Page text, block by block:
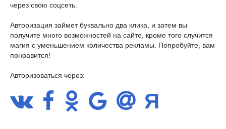
через свою соцсеть.
Авторизация займет буквально два клика, и затем вы
получите много возможностей на сайте, кроме того случится
магия с уменьшением количества рекламы. Попробуйте, вам
понравится!
Авторизоваться через: